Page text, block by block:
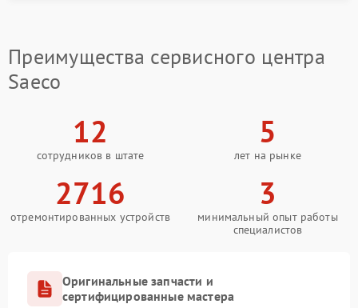
Преимущества сервисного центра
Saeco
12
сотрудников в штате
5
лет на рынке
2716
отремонтированных устройств
3
минимальный опыт работы
специалистов
Оригинальные запчасти и
сертифицированные мастера